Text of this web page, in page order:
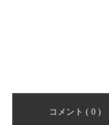
コメント ( 0 )